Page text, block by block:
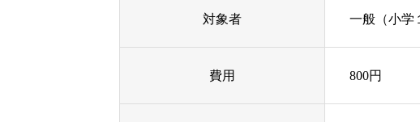
対象者 一般（小学
費用 800円